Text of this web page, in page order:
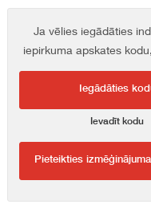
Ja vēlies iegādāties
iepirkuma apskates
Iegādāties
Ievadīt kodu
Pieteikties